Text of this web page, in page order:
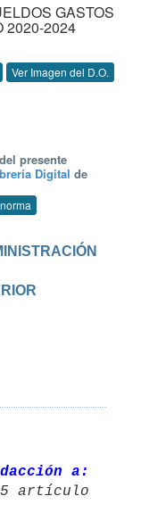
GASTOS
2020-2024
Ver Imagen del D.O.
presente
Digital de
a: